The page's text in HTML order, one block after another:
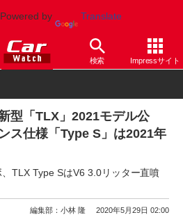
Powered by Translate
検索 Impressサイト
型「TLX」2021モデル公
ス仕様「Type S」は2021年
TLX Type SはV6 3.0リッター直噴
編集部：小林 隆 2020年5月29日 02:00